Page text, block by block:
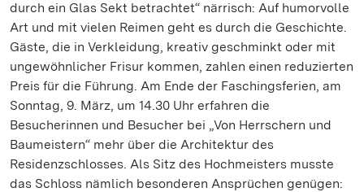
durch ein Glas Sekt betrachtet“ närrisch: Auf humorvolle
Art und mit vielen Reimen geht es durch die Geschichte.
Gäste, die in Verkleidung, kreativ geschminkt oder mit
ungewöhnlicher Frisur kommen, zahlen einen reduzierten
Preis für die Führung. Am Ende der Faschingsferien, am
Sonntag, 9. März, um 14.30 Uhr erfahren die
Besucherinnen und Besucher bei „Von Herrschern und
Baumeistern“ mehr über die Architektur des
Residenzschlosses. Als Sitz des Hochmeisters musste
das Schloss nämlich besonderen Ansprüchen genügen: